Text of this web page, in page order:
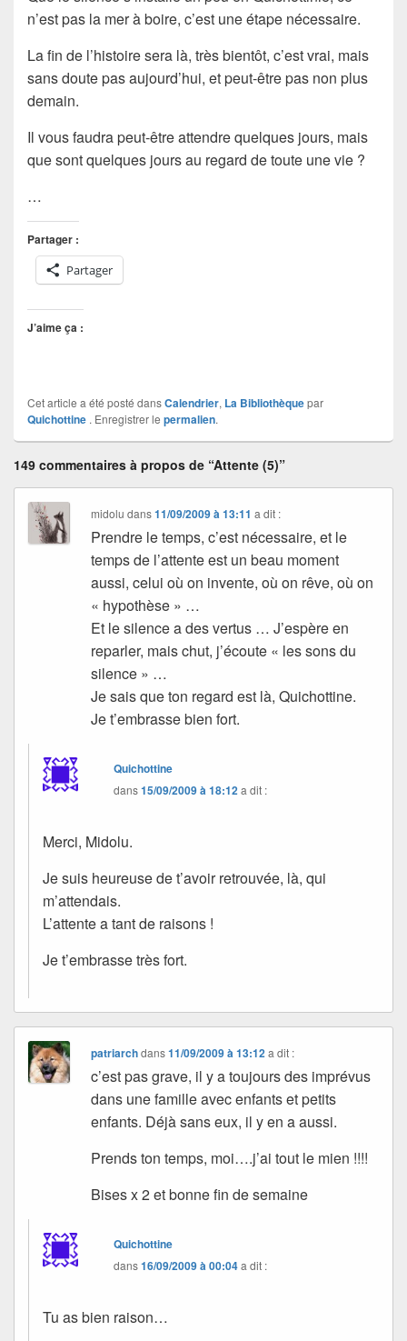
n’est pas la mer à boire, c’est une étape nécessaire.
La fin de l’histoire sera là, très bientôt, c’est vrai, mais
sans doute pas aujourd’hui, et peut-être pas non plus
demain.
Il vous faudra peut-être attendre quelques jours, mais
que sont quelques jours au regard de toute une vie ?
…
Partager :
Partager
J’aime ça :
Cet article a été posté dansCalendrier, La Bibliothèquepar
Quichottine . Enregistrer le permalien.
149 commentaires à propos de “Attente (5)”
midolu dans11/09/2009 à 13:11 a dit :
Prendre le temps, c’est nécessaire, et le
temps de l’attente est un beau moment
aussi, celui où on invente, où on rêve, où on
« hypothèse » …
Et le silence a des vertus … J’espère en
reparler, mais chut, j’écoute « les sons du
silence » …
Je sais que ton regard est là, Quichottine.
Je t’embrasse bien fort.
Quichottine
dans15/09/2009 à 18:12a dit :
Merci, Midolu.
Je suis heureuse de t’avoir retrouvée, là, qui
m’attendais.
L’attente a tant de raisons !
Je t’embrasse très fort.
patriarchdans11/09/2009 à 13:12 a dit :
c’est pas grave, il y a toujours des imprévus
dans une famille avec enfants et petits
enfants. Déjà sans eux, il y en a aussi.
Prends ton temps, moi….j’ai tout le mien !!!!
Bises x 2 et bonne fin de semaine
Quichottine
dans16/09/2009 à 00:04a dit :
Tu as bien raison…